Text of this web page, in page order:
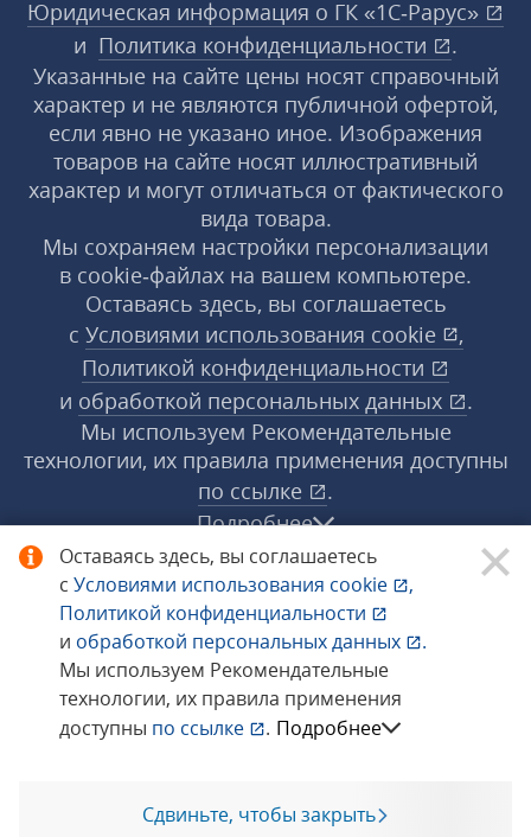
Оставаясь здесь, вы соглашаетесь
с Условиями использования cookie
,
Политикой конфиденциальности
и обработкой персональных данных
.
Мы используем Рекомендательные
технологии, их правила применения
доступны по ссылке . Подробнее
Сдвиньте, чтобы закрыть
Юридическая информация о ГК «1С‑Рарус»
и Политика конфиденциальности
.
Указанные на сайте цены носят справочный
характер и не являются публичной офертой,
если явно не указано иное. Изображения
товаров на сайте носят иллюстративный
характер и могут отличаться от фактического
вида товара.
Мы сохраняем настройки персонализации
в cookie‑файлах на вашем компьютере.
Оставаясь здесь, вы соглашаетесь
с Условиями использования cookie
,
Политикой конфиденциальности
и обработкой персональных данных
.
Мы используем Рекомендательные
технологии, их правила применения доступны
по ссылке
.
Подробнее
© 1998−2026 «1С‑Рарус» ®. Все права
защищены.
Сообщить об ошибке
Позвоните мне